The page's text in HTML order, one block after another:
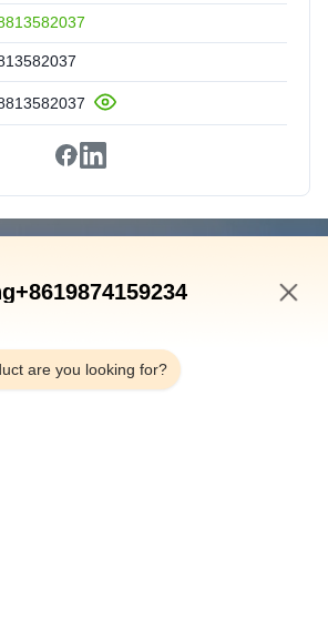
집
우리 에 관한 것
공장 투어
are you looking for?